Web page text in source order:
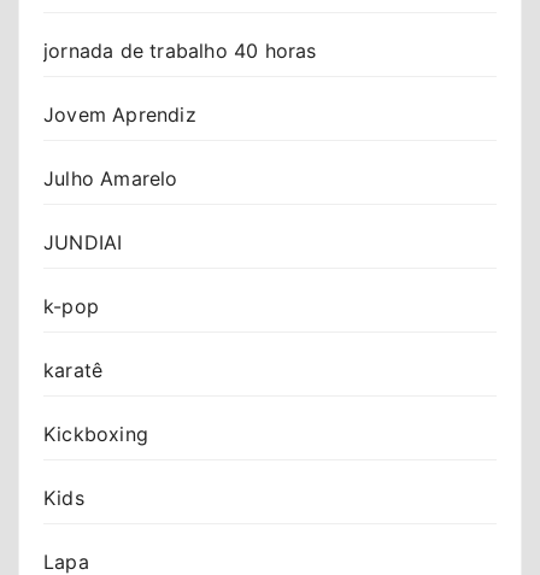
jornada de trabalho 40 horas
Jovem Aprendiz
Julho Amarelo
JUNDIAI
k-pop
karatê
Kickboxing
Kids
Lapa